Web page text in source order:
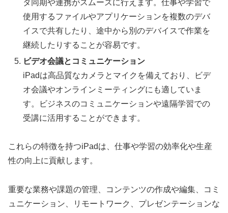
タ同期や連携がスムーズに行えます。仕事や学習で
使用するファイルやアプリケーションを複数のデバ
イスで共有したり、途中から別のデバイスで作業を
継続したりすることが容易です。
ビデオ会議とコミュニケーション
iPadは高品質なカメラとマイクを備えており、ビデ
オ会議やオンラインミーティングにも適していま
す。ビジネスのコミュニケーションや遠隔学習での
受講に活用することができます。
これらの特徴を持つiPadは、仕事や学習の効率化や生産
性の向上に貢献します。
重要な業務や課題の管理、コンテンツの作成や編集、コミ
ュニケーション、リモートワーク、プレゼンテーションな